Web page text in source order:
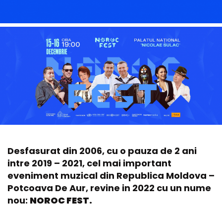
Desfasurat din 2006, cu o pauza de 2 ani
intre 2019 – 2021, cel mai important
eveniment muzical din Republica Moldova –
Potcoava De Aur, revine in 2022 cu un nume
nou: NOROC FEST.